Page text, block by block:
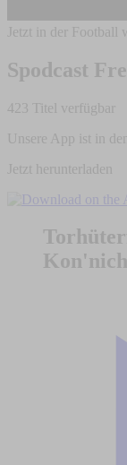
Jetzt in der Football
Spodcast
423 Titel verfügbar
Unsere App ist in
Jetzt herunterladen